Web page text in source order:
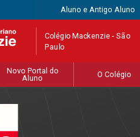
Aluno e Antigo Aluno
Colégio Mackenzie - São
Paulo
Novo Portal do
Aluno
O Colégio